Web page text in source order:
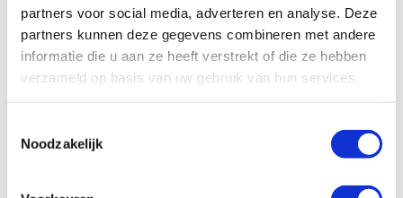
partners voor social media, adverteren en analyse. Deze
partners kunnen deze gegevens combineren met andere
informatie die u aan ze heeft verstrekt of die ze hebben
verzameld op basis van uw gebruik van hun services.
Noodzakelijk